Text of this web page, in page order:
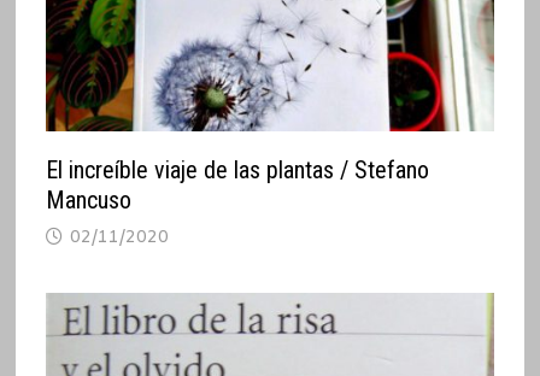
El increíble viaje de las plantas / Stefano
Mancuso
02/11/2020